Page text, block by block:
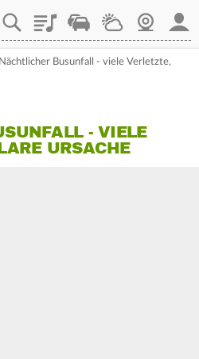
PlaylistStaupilotWetterWebcam
Nächtlicher Busunfall - viele Verletzte,
- VIELE
URSACHE